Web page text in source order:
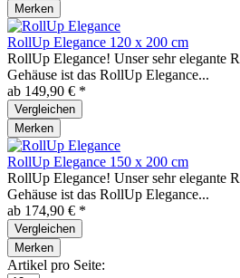
Merken
RollUp Elegance 120 x 200 cm
RollUp Elegance! Unser sehr elegante
Gehäuse ist das RollUp Elegance...
ab 149,90 € *
Vergleichen
Merken
RollUp Elegance 150 x 200 cm
RollUp Elegance! Unser sehr elegante
Gehäuse ist das RollUp Elegance...
ab 174,90 € *
Vergleichen
Merken
Artikel pro Seite: